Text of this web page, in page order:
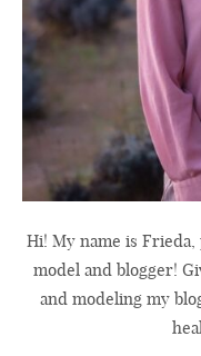
Hi! My name is
model and blogger!
and modeling my